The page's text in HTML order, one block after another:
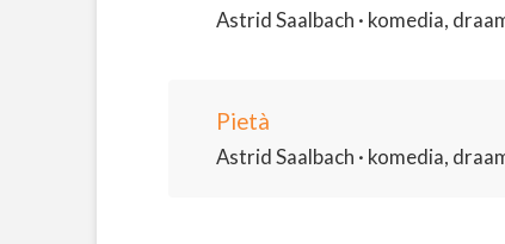
Astrid Saalbach · komedia,
Pietà
Astrid Saalbach · komedia,